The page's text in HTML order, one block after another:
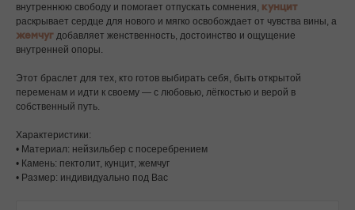
внутреннюю свободу и помогает отпускать сомнения, кунцит
раскрывает сердце для нового и мягко освобождает от чувства вины, а
жемчуг добавляет женственность, достоинство и ощущение
внутренней опоры.
Этот браслет для тех, кто готов выбирать себя, быть открытой
переменам и идти к своему — с любовью, лёгкостью и верой в
собственный путь.
Характеристики:
• Материал: нейзильбер с посеребрением
• Камень: пектолит, кунцит, жемчуг
• Размер: индивидуально под Вас